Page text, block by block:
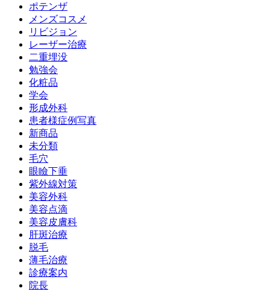
ポテンザ
メンズコスメ
リビジョン
レーザー治療
二重埋没
勉強会
化粧品
学会
形成外科
患者様症例写真
新商品
未分類
毛穴
眼瞼下垂
紫外線対策
美容外科
美容点滴
美容皮膚科
肝斑治療
脱毛
薄毛治療
診療案内
院長